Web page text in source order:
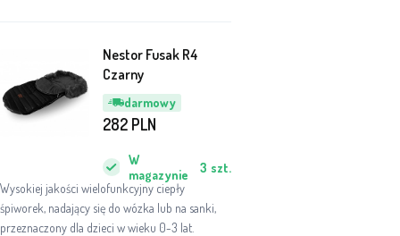
darmowy
Nestor Fusak R4
Czarny
Wysokiej jakości wielofunkcyjny ciepły
śpiworek, nadający się do wózka lub na sanki,
przeznaczony dla dzieci w wieku 0-3 lat.
W
magazynie
3 szt.
282 PLN